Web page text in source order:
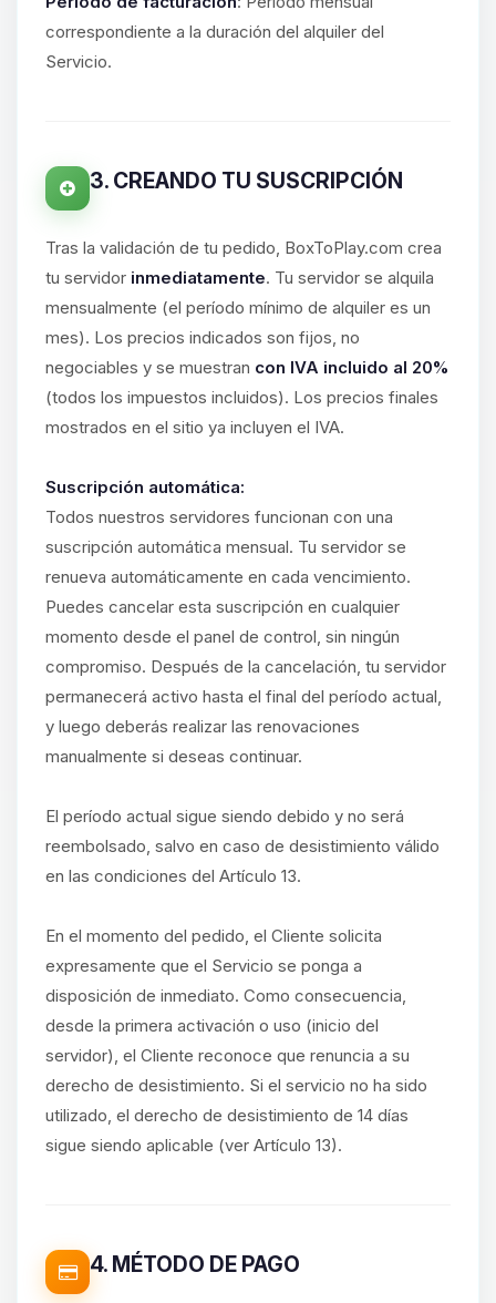
correspondiente a la duración del alquiler del
Servicio.
3. CREANDO TU SUSCRIPCIÓN
Tras la validación de tu pedido, BoxToPlay.com crea
tu servidor inmediatamente. Tu servidor se alquila
mensualmente (el período mínimo de alquiler es un
mes). Los precios indicados son fijos, no
negociables y se muestran con IVA incluido al 20%
(todos los impuestos incluidos). Los precios finales
mostrados en el sitio ya incluyen el IVA.
Suscripción automática:
Todos nuestros servidores funcionan con una
suscripción automática mensual. Tu servidor se
renueva automáticamente en cada vencimiento.
Puedes cancelar esta suscripción en cualquier
momento desde el panel de control, sin ningún
compromiso. Después de la cancelación, tu servidor
permanecerá activo hasta el final del período actual,
y luego deberás realizar las renovaciones
manualmente si deseas continuar.
El período actual sigue siendo debido y no será
reembolsado, salvo en caso de desistimiento válido
en las condiciones del Artículo 13.
En el momento del pedido, el Cliente solicita
expresamente que el Servicio se ponga a
disposición de inmediato. Como consecuencia,
desde la primera activación o uso (inicio del
servidor), el Cliente reconoce que renuncia a su
derecho de desistimiento. Si el servicio no ha sido
utilizado, el derecho de desistimiento de 14 días
sigue siendo aplicable (ver Artículo 13).
4. MÉTODO DE PAGO
asistente de BoxToPlay. Cuentame